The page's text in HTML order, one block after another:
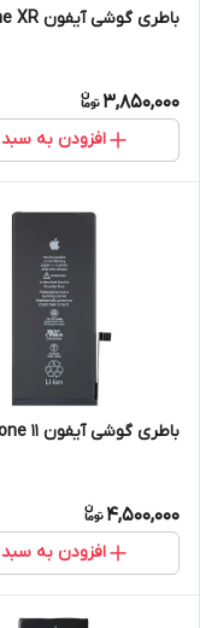
باطری گوشی آیفون iPhone XR
3,850,000
افزودن به سبد
باطری گوشی آیفون IPhone 11
4,500,000
افزودن به سبد